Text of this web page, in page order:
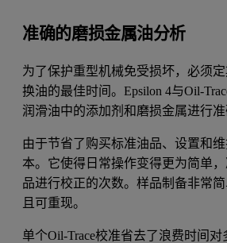
准确的磨损金属油分析
为了保护重型机械免受损坏，必须
换油的最佳时间。Epsilon 4与Oil-
润滑油中的添加剂和磨损金属进行准
由于节省了购买标准油品、设置和
本。它使得日常操作变得更为简单
品进行校正的次数。样品制备非常
且可重现。
单个Oil-Trace校准省去了浪费时间